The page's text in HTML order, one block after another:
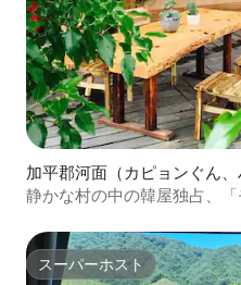
加平郡河面（カピョンぐん
ンション
静かな村の中の韓屋独占、「
スーパーホスト
スーパーホスト